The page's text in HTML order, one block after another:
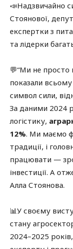
📣Надзвичайно
Стоянової,
експертки з
та лідерки
💬“Ми не просто
показали
символ сили,
За даними 2024
логістику,
12%. Ми маємо
традиції, і
працювати —
інвестиції. А
Алла Стоянова.
📊У своєму
стану
2024–2025